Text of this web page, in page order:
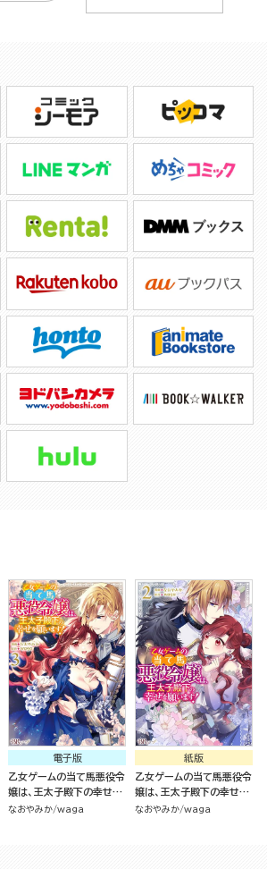
電子版
乙女ゲームの当て馬悪役令
嬢は、王太子殿下の幸せを
願います！ コミック版
なおやみか waga
紙版
乙女ゲームの当て馬悪役令
嬢は、王太子殿下の幸せを
願います！（2）
なおやみか waga